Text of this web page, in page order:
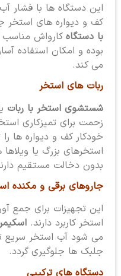
این دستگاه ها با فشار آب
کف و دیواره های استخر
با دستگاهکارواش مناسب
بوده و امکان استفاده
می کند.
ربات های استخر
شستشوی استخر با ربات
زحمت برای تمیزکاری
خودکار کف و دیواره ها
استخرهای بزرگ یا
بدون دخالت مستقیم
جاروهای برقی و مکنده
این تجهیزات برای جمع
استخر کاربرد دارند.
می شود آب استخر سریع
جلبک ها جلوگیری گردد.
دستگاه های ترکیبی